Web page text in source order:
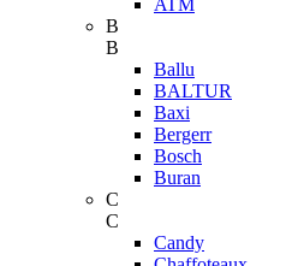
ATM
B
B
Ballu
BALTUR
Baxi
Bergerr
Bosch
Buran
C
C
Candy